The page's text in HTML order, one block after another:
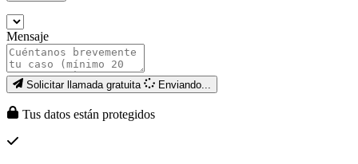
Mensaje
Solicitar llamada gratuita Enviando...
Tus datos están protegidos